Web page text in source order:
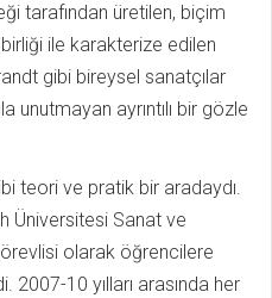
tarafından üretilen, biçim
ile karakterize edilen
gibi bireysel sanatçılar
unutmayan ayrıntılı bir gözle
teori ve pratik bir aradaydı.
Üniversitesi Sanat ve
olarak öğrencilere
2007-10 yılları arasında her